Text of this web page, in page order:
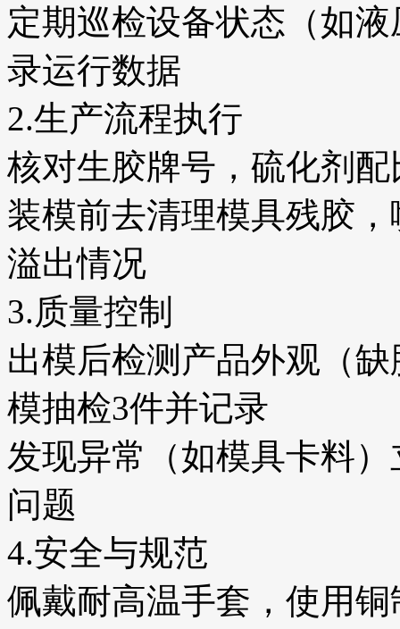
定期巡检设备状态（如
录运行数据
2.生产流程执行
核对生胶牌号，硫化剂
装模前去清理模具残胶
溢出情况
3.质量控制
出模后检测产品外观（
模抽检3件并记录
发现异常（如模具卡料
问题
4.安全与规范
佩戴耐高温手套，使用